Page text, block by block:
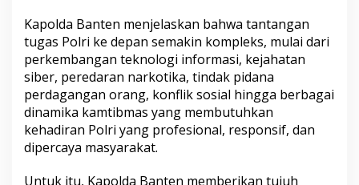
Kapolda Banten menjelaskan bahwa tantangan
tugas Polri ke depan semakin kompleks, mulai dari
perkembangan teknologi informasi, kejahatan
siber, peredaran narkotika, tindak pidana
perdagangan orang, konflik sosial hingga berbagai
dinamika kamtibmas yang membutuhkan
kehadiran Polri yang profesional, responsif, dan
dipercaya masyarakat.
Untuk itu, Kapolda Banten memberikan tujuh